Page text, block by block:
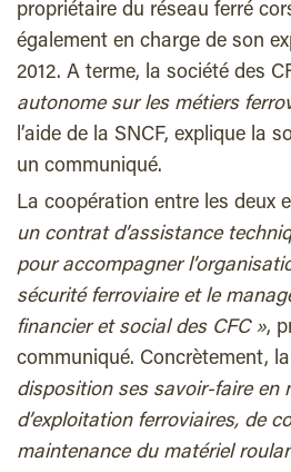
propriétaire du réseau ferré
également en charge de son
2012. A terme, la société des
autonome sur les métiers
l’aide de la SNCF, explique la
un communiqué.
La coopération entre les deux
un contrat d’assistance
pour accompagner
sécurité ferroviaire et le
financier et social des CFC »,
communiqué. Concrètement,
disposition ses savoir-faire en
d’exploitation ferroviaires, de
maintenance du matériel